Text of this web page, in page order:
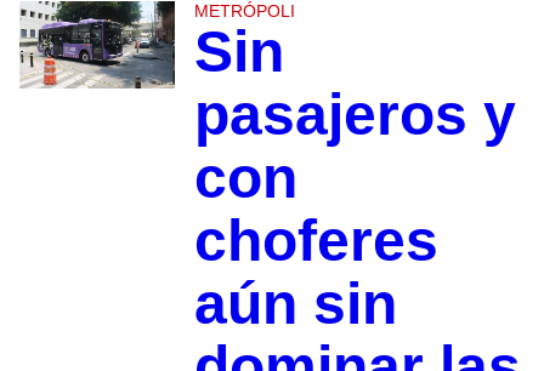
METRÓPOLI
Sin
pasajeros y
con
choferes
aún sin